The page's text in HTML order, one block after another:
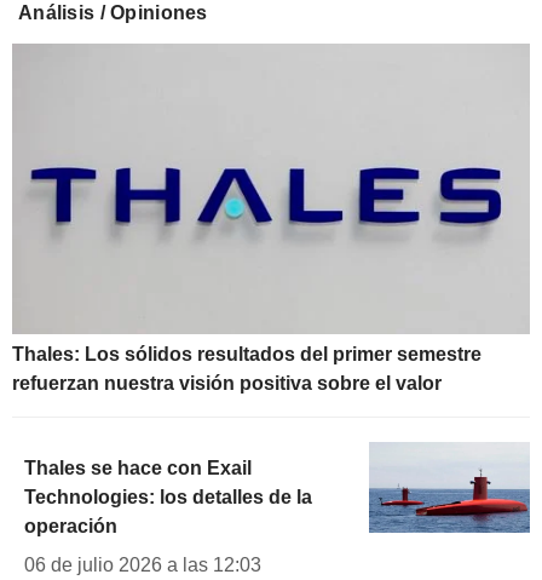
Análisis / Opiniones
Thales: Los sólidos resultados del primer semestre
refuerzan nuestra visión positiva sobre el valor
Thales se hace con Exail
Technologies: los detalles de la
operación
06 de julio 2026 a las 12:03